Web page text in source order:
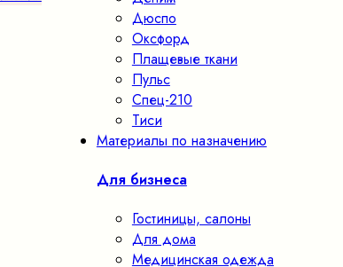
Дюспо
Оксфорд
Плащевые ткани
Пульс
Спец-210
Тиси
Материалы по назначению
Для бизнеса
Гостиницы, салоны
Для дома
Медицинская одежда